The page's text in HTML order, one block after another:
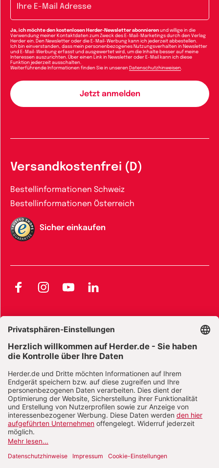
Ja, ich möchte den kostenlosen Herder-Newsletter abonnieren und willige in die
Verwendung meiner Kontaktdaten zum Zweck des E-Mail-Marketings durch den Verlag
Herder ein. Den Newsletter oder die E-Mail-Werbung kann ich jederzeit abbestellen.
Ich bin einverstanden, dass mein personenbezogenes Nutzungsverhalten in Newsletter
und E-Mail-Werbung erfasst und ausgewertet wird, um die Inhalte besser auf meine
Interessen auszurichten. Über einen Link in Newsletter oder E-Mail kann ich diese
Funktion jederzeit ausschalten.
Weiterführende Informationen finden Sie in unseren Datenschutzhinweisen.
Versandkostenfrei (D)
Bestellinformationen Schweiz
Bestellinformationen Österreich
Sicher einkaufen
FacebookInstagramYouTubeLinkedIn
Widerrufsbelehrung E-Books
Widerrufsbelehrung Zeitschriften Datenschutz
Datenschutz Social Media Barrierefreiheit
Vertrag widerrufen